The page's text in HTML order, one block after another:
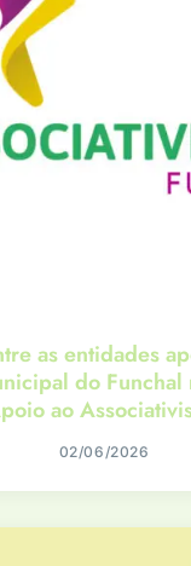
as entidades
do
ao
02/06/2026